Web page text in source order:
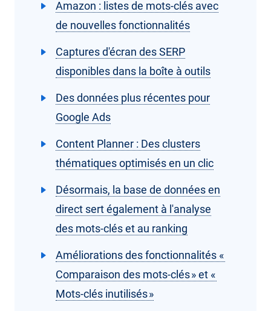
Amazon : listes de mots-clés avec
de nouvelles fonctionnalités
Captures d'écran des SERP
disponibles dans la boîte à outils
Des données plus récentes pour
Google Ads
Content Planner : Des clusters
thématiques optimisés en un clic
Désormais, la base de données en
direct sert également à l'analyse
des mots-clés et au ranking
Améliorations des fonctionnalités «
Comparaison des mots-clés » et «
Mots-clés inutilisés »